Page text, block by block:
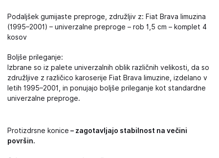
Podaljšek gumijaste preproge, združljiv z: Fiat Brava limuzina
(1995–2001) – univerzalne preproge – rob 1,5 cm – komplet 4
kosov
Boljše prileganje:
Izbrane so iz palete univerzalnih oblik različnih velikosti, da so
združljive z različico karoserije Fiat Brava limuzine, izdelano v
letih 1995–2001, in ponujajo boljše prileganje kot standardne
univerzalne preproge.
Protizdrsne konice – zagotavljajo stabilnost na večini
površin.